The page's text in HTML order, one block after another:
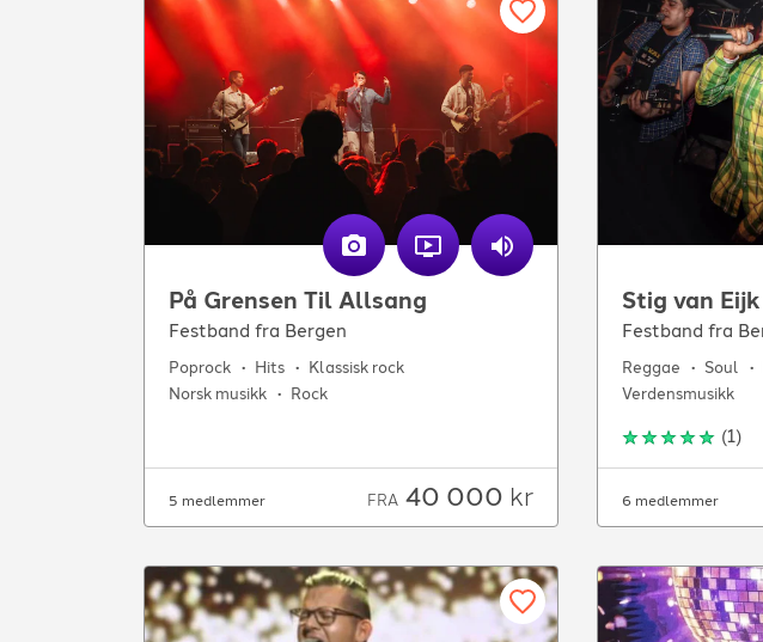
På Grensen Til Allsang
Festband fra Bergen
Poprock Hits
Klassisk rock
Norsk musikk
Rock
5 medlemmer FRA 40 000 kr
Stig van
Festband fra
Reggae Soul
Verdensmusikk
(1)
6 medlemmer